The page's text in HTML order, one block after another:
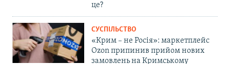
це?
СУСПІЛЬСТВО
«Крим – не Росія»: маркетплейс
Ozon припинив прийом нових
замовлень на Кримському